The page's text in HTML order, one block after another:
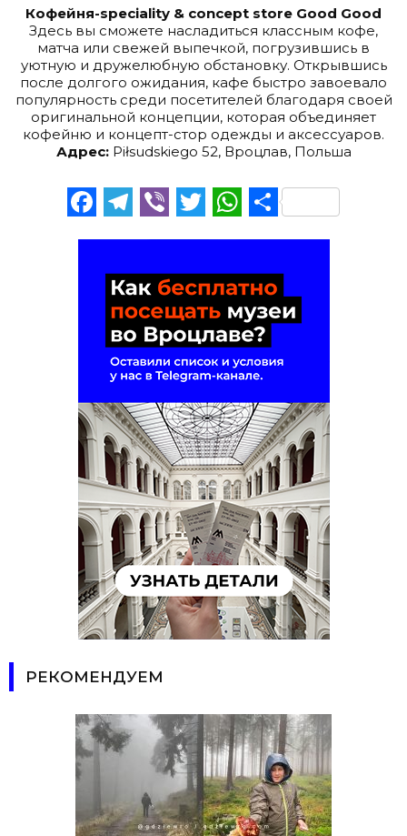
Кофейня-speciality & concept store Good Good
Здесь вы сможете насладиться классным кофе,
матча или свежей выпечкой, погрузившись в
уютную и дружелюбную обстановку. Открывшись
после долгого ожидания, кафе быстро завоевало
популярность среди посетителей благодаря своей
оригинальной концепции, которая объединяет
кофейню и концепт-стор одежды и аксессуаров.
Адрес:Piłsudskiego 52, Вроцлав, Польша
Facebook
Telegram
ViberTwitterWhatsApp
РЕКОМЕНДУЕМ